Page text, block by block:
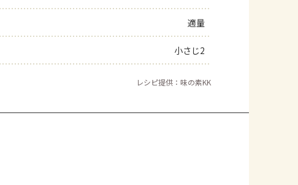
AJINOMOTO PARK とは
適量
小さじ2
レシピ提供：味の素KK